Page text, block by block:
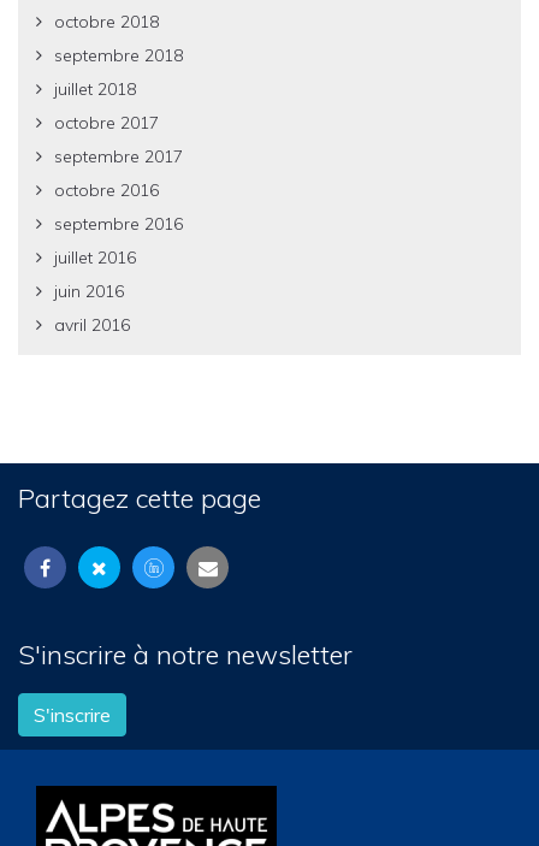
octobre 2018
septembre 2018
juillet 2018
octobre 2017
septembre 2017
octobre 2016
septembre 2016
juillet 2016
juin 2016
avril 2016
Partagez cette page
S'inscrire à notre newsletter
S'inscrire